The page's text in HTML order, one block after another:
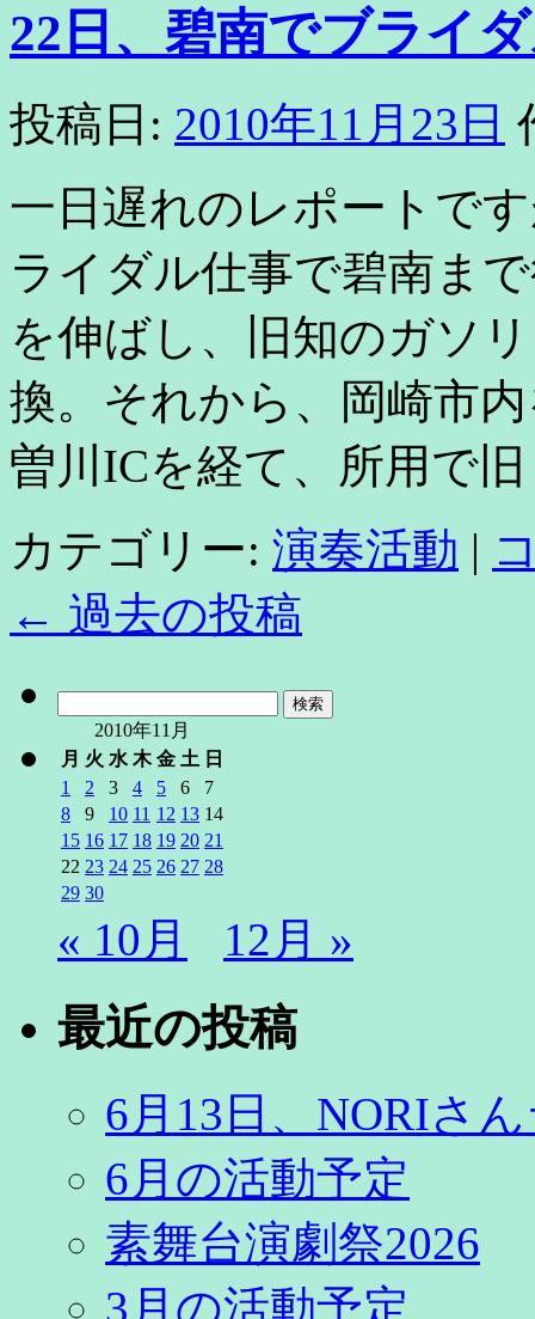
22日、碧南でブライ
投稿日: 2010年11月23日
一日遅れのレポートで
ライダル仕事で碧南ま
を伸ばし、旧知のガソ
換。それから、岡崎市
曽川ICを経て、所用で
カテゴリー: 演奏活動 |
← 過去の投稿
2010年11月
月 火 水 木 金 土 日
1
2 3 4 5 6
7
8
9 10 11 12 13 14
15 16 17 18 19 20 21
22 23 24 25 26 27 28
29 30
« 10月 12月 »
最近の投稿
6月13日、NORIさ
6月の活動予定
素舞台演劇祭2026
3月の活動予定